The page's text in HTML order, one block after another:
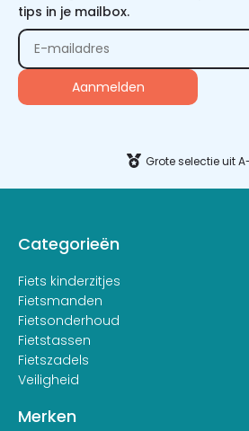
tips in je mailbox.
Grote selectie uit A-
Categorieën
Fiets kinderzitjes
Fietsmanden
Fietsonderhoud
Fietstassen
Fietszadels
Veiligheid
Merken